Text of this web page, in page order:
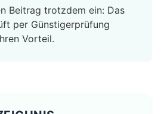
Beitrag trotzdem ein: Das
per Günstigerprüfung
Vorteil.